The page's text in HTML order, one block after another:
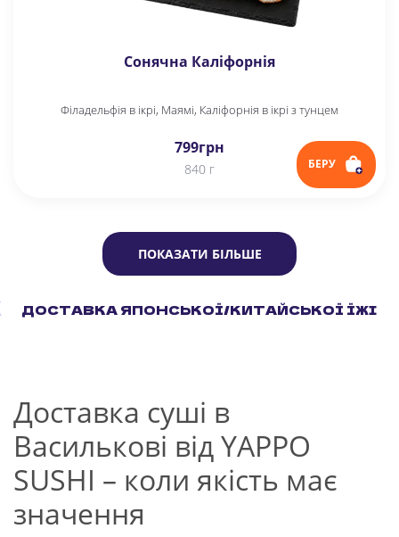
Сонячна Каліфорнія
Філадельфія в ікрі, Маямі, Каліфорнія в ікрі з тунцем
799грн
840 г БЕРУ
ПОКАЗАТИ БІЛЬШЕ
ДОСТАВКА ЯПОНСЬКОЇ/КИТАЙСЬКОЇ ЇЖІ
Доставка суші в
Василькові від YAPPO
SUSHI – коли якість має
значення